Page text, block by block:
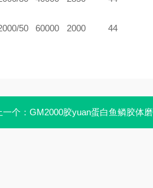
50 60000 2000 44
一个： GM2000胶yuan蛋白鱼鳞胶体磨